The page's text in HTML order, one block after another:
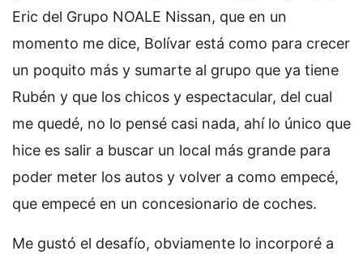
Eric del Grupo NOALE Nissan, que en un
momento me dice, Bolívar está como para crecer
un poquito más y sumarte al grupo que ya tiene
Rubén y que los chicos y espectacular, del cual
me quedé, no lo pensé casi nada, ahí lo único que
hice es salir a buscar un local más grande para
poder meter los autos y volver a como empecé,
que empecé en un concesionario de coches.
Me gustó el desafío, obviamente lo incorporé a